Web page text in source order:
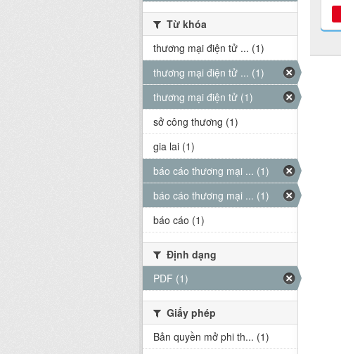
Từ khóa
thương mại điện tử ... (1)
thương mại điện tử ... (1)
thương mại điện tử (1)
sở công thương (1)
gia lai (1)
báo cáo thương mại ... (1)
báo cáo thương mại ... (1)
báo cáo (1)
Định dạng
PDF (1)
Giấy phép
Bản quyền mở phi th... (1)